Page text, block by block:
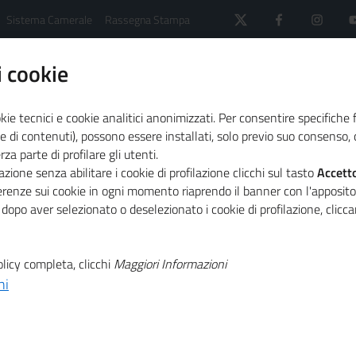
Sistema Camerale Rassegna Stampa
sistema camerale
Primo Piano
per far fronte all'emergenza Coronavirus nel nuovo
sistema
far fronte
tecnici e cookie analitici anonimizzati. Per consentire
di contenuti), possono essere installati, solo previo suo
parte di profilare gli utenti.
senza abilitare i cookie di profilazione clicchi sul tasto
sui cookie in ogni momento riaprendo il banner con
aver selezionato o deselezionato i cookie di profilazione,
completa, clicchi Maggiori Informazioni